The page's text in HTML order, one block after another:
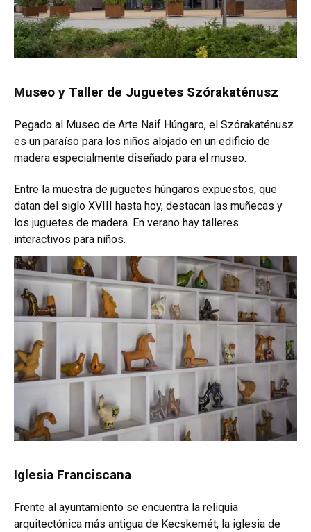
Museo y Taller de Juguetes Szórakaténusz
Pegado al Museo de Arte Naif Húngaro, el Szórakaténusz
es un paraíso para los niños alojado en un edificio de
madera especialmente diseñado para el museo.
Entre la muestra de juguetes húngaros expuestos, que
datan del siglo XVIII hasta hoy, destacan las muñecas y
los juguetes de madera. En verano hay talleres
interactivos para niños.
Iglesia Franciscana
Frente al ayuntamiento se encuentra la reliquia
arquitectónica más antigua de Kecskemét, la iglesia de